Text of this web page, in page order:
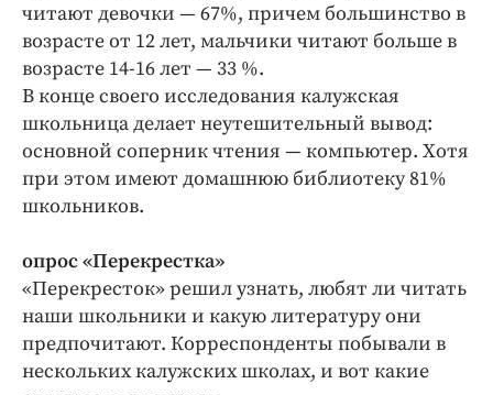
читают девочки — 67%, причем большинство в
возрасте от 12 лет, мальчики читают больше в
возрасте 14-16 лет — 33 %.
В конце своего исследования калужская
школьница делает неутешительный вывод:
основной соперник чтения — компьютер. Хотя
при этом имеют домашнюю библиотеку 81%
школьников.
oпрос «Перекрестка»
«Перекресток» решил узнать, любят ли читать
наши школьники и какую литературу они
предпочитают. Корреспонденты побывали в
нескольких калужских школах, и вот какие